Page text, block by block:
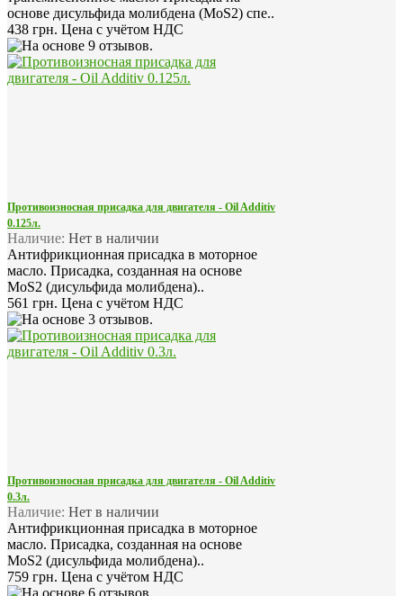
основе дисульфида молибдена (MoS2) спе..
438 грн. Цена с учётом НДС
Противоизносная присадка для двигателя - Oil Additiv
0.125л.
Наличие: Нет в наличии
Антифрикционная присадка в моторное
масло. Присадка, созданная на основе
MoS2 (дисульфида молибдена)..
561 грн. Цена с учётом НДС
Противоизносная присадка для двигателя - Oil Additiv
0.3л.
Наличие: Нет в наличии
Антифрикционная присадка в моторное
масло. Присадка, созданная на основе
MoS2 (дисульфида молибдена)..
759 грн. Цена с учётом НДС